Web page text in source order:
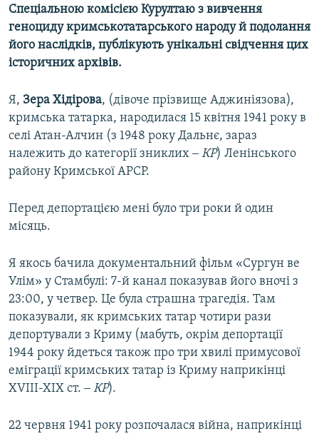
Спеціальною комісією Курултаю з вивчення
геноциду кримськотатарського народу й подолання
його наслідків, публікують унікальні свідчення цих
історичних архівів.
Я, Зера Хідірова, (дівоче прізвище Аджиніязова),
кримська татарка, народилася 15 квітня 1941 року в
селі Атан-Алчин (з 1948 року Дальнє, зараз
належить до категорії зниклих ‒КР) Ленінського
району Кримської АРСР.
Перед депортацією мені було три роки й один
місяць.
Я якось бачила документальний фільм «Сургун ве
Улім» у Стамбулі: 7-й канал показував його вночі з
23:00, у четвер. Це була страшна трагедія. Там
показували, як кримських татар чотири рази
депортували з Криму (мабуть, окрім депортації
1944 року йдеться також про три хвилі примусової
еміграції кримських татар із Криму наприкінці
XVIII-XIX ст. ‒КР).
22 червня 1941 року розпочалася війна, наприкінці